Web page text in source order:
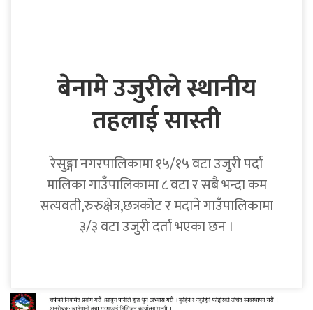
बेनामे उजुरीले स्थानीय
तहलाई सास्ती
रेसुङ्गा नगरपालिकामा १५/१५ वटा उजुरी पर्दा
मालिका गाउँपालिकामा ८ वटा र सबै भन्दा कम
सत्यवती,रुरुक्षेत्र,छत्रकोट र मदाने गाउँपालिकामा
३/३ वटा उजुरी दर्ता भएका छन ।